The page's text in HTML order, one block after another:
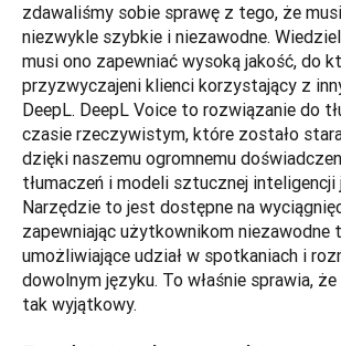
zdawaliśmy sobie sprawę z tego, że
niezwykle szybkie i niezawodne.
musi ono zapewniać wysoką jakość, do
przyzwyczajeni klienci korzystający z
DeepL. DeepL Voice to rozwiązanie do
czasie rzeczywistym, które zostało
dzięki naszemu ogromnemu
tłumaczeń i modeli sztucznej inteligencji
Narzędzie to jest dostępne na
zapewniając użytkownikom niezawodne
umożliwiające udział w spotkaniach i
dowolnym języku. To właśnie sprawia,
tak wyjątkowy.